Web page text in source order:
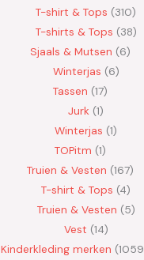
T-shirt & Tops 310
T-shirts & Tops 38
Sjaals & Mutsen 6
Winterjas 6
Tassen 17
Jurk 1
Winterjas 1
TOPitm 1
Truien & Vesten 167
T-shirt & Tops 4
Truien & Vesten 5
Vest 14
Kinderkleding merken 1059